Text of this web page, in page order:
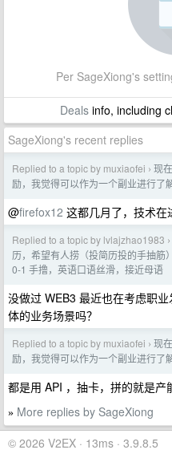
Per SageXiong's
Dealsinfo, including
SageXiong's recent replies
Replied to a topic by muxiaofei › 现
励，我觉得可以作为一个副业进行了
@firefox12 这都几月了，技术在
Replied to a topic by lvlajzhao1983 ›
历，希望有人捞（投简历投的手抽筋
0-1 手撸，英语口语丝滑，接近母语
没做过 WEB3 最近也在考虑职
体的业务场景吗？
Replied to a topic by muxiaofei › 现
励，我觉得可以作为一个副业进行了
都是用 API ，抽卡，拼的就是产
» More replies by SageXiong
© 2026 V2EX · 13ms · 3.9.8.5